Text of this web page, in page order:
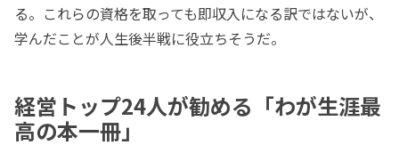
る。これらの資格を取っても即収入になる訳ではないが、
学んだことが人生後半戦に役立ちそうだ。
経営トップ24人が勧める「わが生涯最
高の本一冊」